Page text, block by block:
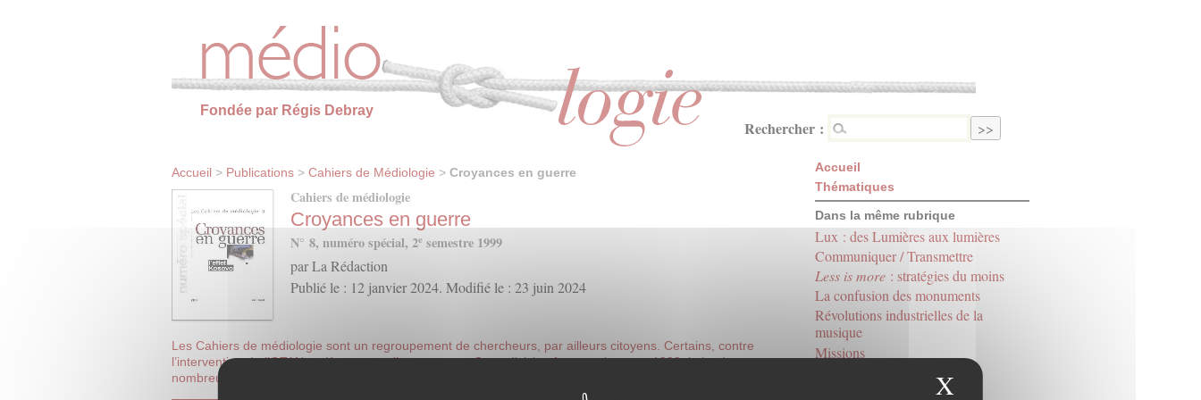
Fondée par Régis Debray
Rechercher :
Accueil > Publications > Cahiers de Médiologie > Croyances en guerre
Cahiers de médiologie
Croyances en guerre
N° 8, numéro spécial, 2e semestre 1999
par La Rédaction
Publié le : 12 janvier 2024. Modifié le : 23 juin 2024
Les Cahiers de médiologie sont un regroupement de chercheurs, par ailleurs citoyens. Certains, contre
l’intervention de l’OTAN au Kosovo, et d’autres, pour. Cette division fut, au printemps 1999, le lot de
nombreux collectifs intellectuels.
Accueil
Thématiques
Dans la même rubrique
Lux : des Lumières aux lumières
Communiquer / Transmettre
Less is more : stratégies du moins
La confusion des monuments
Révolutions industrielles de la
musique
Missions
X Masquer le bandeau